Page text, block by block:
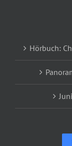
Hörbuch: